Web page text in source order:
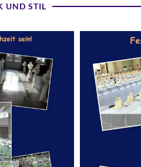
UND STIL